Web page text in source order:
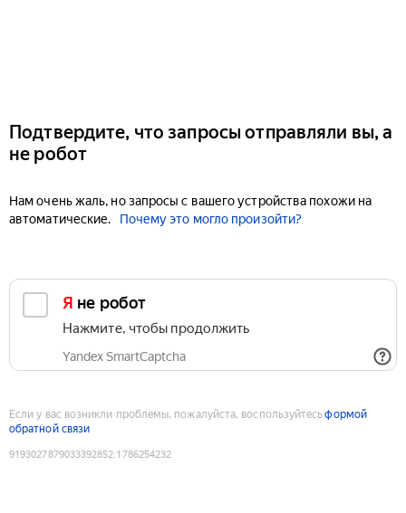
Подтвердите, что запросы отправляли вы, а
не робот
Нам очень жаль, но запросы с вашего устройства похожи на
автоматические.
Почему это могло произойти?
Я не робот
Нажмите, чтобы продолжить
Yandex SmartCaptcha
Если у вас возникли проблемы, пожалуйста, воспользуйтесьформой
обратной связи
9193027879033392852:1786254232